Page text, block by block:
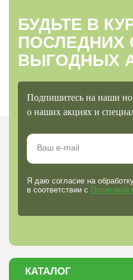
БУДЬТЕ В
ПОСЛЕДНИХ
ВЫГОДНЫХ
Подпишитесь на наши
о наших акциях и
Я даю согласие на
в соответствии с Политикой
КАТАЛОГ